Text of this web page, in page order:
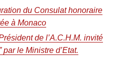
du Consulat honoraire
à Monaco
de l’A.C.H.M. invité
par le Ministre d’Etat.